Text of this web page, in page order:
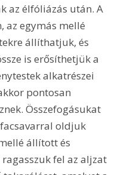
az élfóliázás után. A
az egymás mellé
állíthatjuk, és
is erősíthetjük a
alkatrészei
pontosan
Összefogásukat
oldjuk
állított és
fel az aljzat